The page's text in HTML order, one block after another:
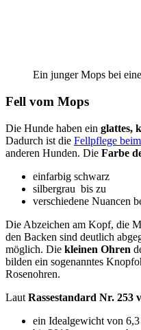
Ein junger Mops bei
Fell vom Mops
Die Hunde haben ein glattes,
Dadurch ist die Fellpflege
anderen Hunden. Die Farbe
einfarbig schwarz
silbergrau bis zu
verschiedene Nuancen
Die Abzeichen am Kopf, die
den Backen sind deutlich
möglich. Die kleinen Ohren
bilden ein sogenanntes
Rosenohren.
Laut Rassestandard Nr. 253
ein Idealgewicht von